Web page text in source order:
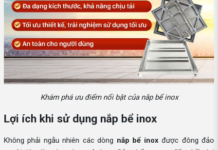
Khám phá ưu điểm nổi bật của nắp bể inox
Lợi ích khi sử dụng nắp bể inox
Không phải ngẫu nhiên các dòng nắp bể inoxđược đông đảo